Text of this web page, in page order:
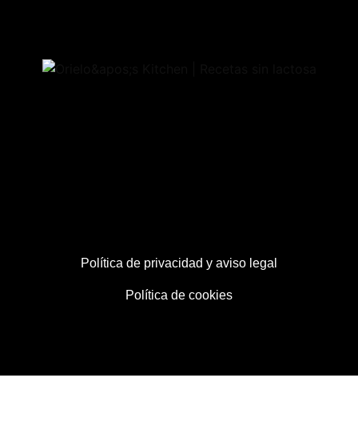
Política de privacidad y aviso legal
Política de cookies